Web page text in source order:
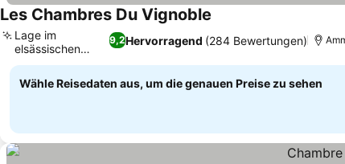
Les Chambres Du Vignoble
9,2Hervorragend (284 Bewertungen)
Lage im
elsässischen
Weinberg
Wähle Reisedaten aus, um die genauen Preise zu sehen